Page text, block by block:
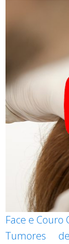
Face e Couro
Tumores